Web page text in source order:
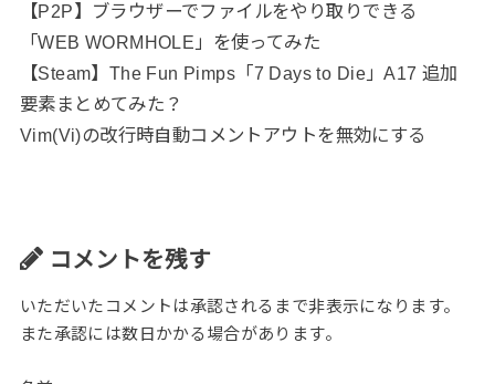
【P2P】ブラウザーでファイルをやり取りできる
「WEB WORMHOLE」を使ってみた
【Steam】The Fun Pimps「7 Days to Die」A17 追加
要素まとめてみた？
Vim(Vi)の改行時自動コメントアウトを無効にする
コメントを残す
いただいたコメントは承認されるまで非表示になります。
また承認には数日かかる場合があります。